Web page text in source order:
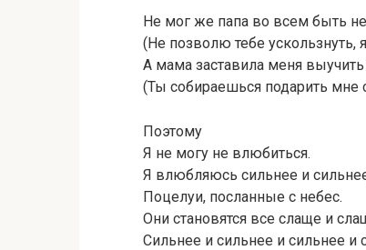
Не мог же папа во всем быть
(Не позволю тебе ускользнуть,
А мама заставила меня
(Ты собираешься подарить
Поэтому
Я не могу не влюбиться.
Я влюбляюсь сильнее и
Поцелуи, посланные с небес.
Они становятся все слаще и
Сильнее и сильнее и сильнее и